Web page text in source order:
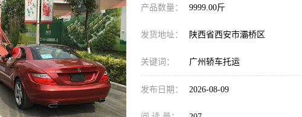
产品数量： 9999.00斤
发货地址： 陕西省西安市灞桥区
关键词： 广州轿车托运
发布日期： 2026-08-09